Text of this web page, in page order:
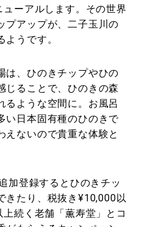
ーアルします。その世界
プアップが、二子玉川の
ようです。
は、ひのきチップやひの
じることで、ひのきの森
るような空間に。お風呂
い日本固有種のひのきで
えないので貴重な体験と
加登録するとひのきチッ
きたり、税抜き¥10,000以
上続く老舗「薫寿堂」とコ